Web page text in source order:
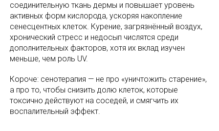
соединительную ткань дермы и повышает уровень
активных форм кислорода, ускоряя накопление
сенесцентных клеток. Курение, загрязнённый воздух,
хронический стресс и недосып числятся среди
дополнительных факторов, хотя их вклад изучен
меньше, чем роль UV.
Короче: сенотерапия — не про «уничтожить старение»,
а про то, чтобы снизить долю клеток, которые
токсично действуют на соседей, и смягчить их
воспалительный эффект.